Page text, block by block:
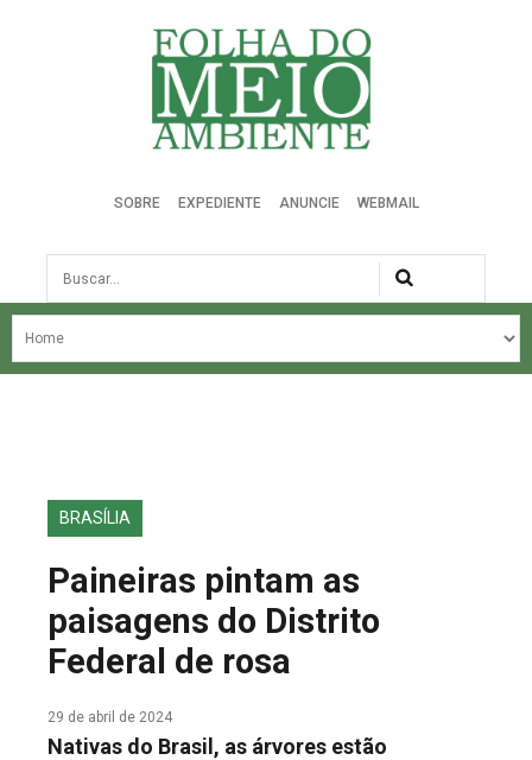
Folha do Meio Ambiente
SOBRE EXPEDIENTE ANUNCIE WEBMAIL
Busca
NOSSA HISTÓRIA
EDIÇÕES ANTERIORES
FALE CONOSCO
BRASÍLIA
Paineiras pintam as
paisagens do Distrito
Federal de rosa
29 de abril de 2024
Nativas do Brasil, as árvores estão